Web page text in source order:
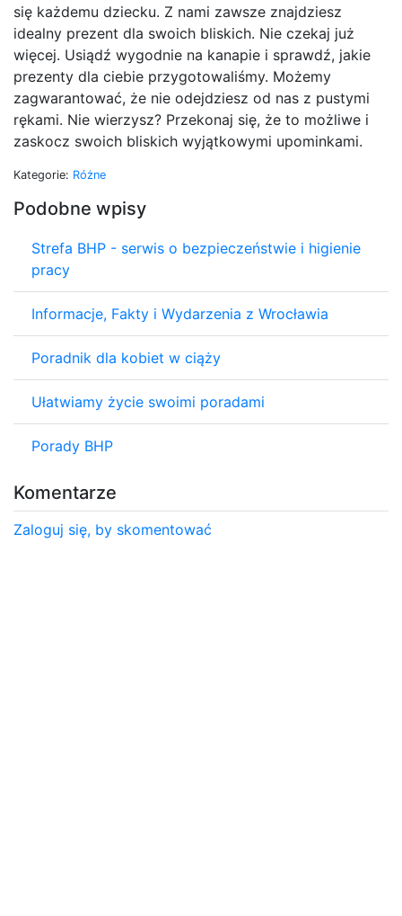
się każdemu dziecku. Z nami zawsze znajdziesz
idealny prezent dla swoich bliskich. Nie czekaj już
więcej. Usiądź wygodnie na kanapie i sprawdź, jakie
prezenty dla ciebie przygotowaliśmy. Możemy
zagwarantować, że nie odejdziesz od nas z pustymi
rękami. Nie wierzysz? Przekonaj się, że to możliwe i
zaskocz swoich bliskich wyjątkowymi upominkami.
Kategorie: Różne
Podobne wpisy
Strefa BHP - serwis o bezpieczeństwie i higienie
pracy
Informacje, Fakty i Wydarzenia z Wrocławia
Poradnik dla kobiet w ciąży
Ułatwiamy życie swoimi poradami
Porady BHP
Komentarze
Zaloguj się, by skomentować